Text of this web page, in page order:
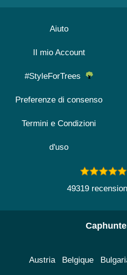
Aiuto
Il mio Account
#StyleForTrees
Preferenze di consenso
Termini e Condizioni
d'uso
49319
Austria Belgique